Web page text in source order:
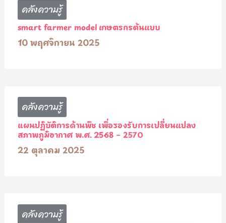
คลังความรู้
smart farmer model เกษตรกรต้นแบบ
10 พฤศจิกายน 2025
คลังความรู้
แผนปฏิบัติการด้านพืช เพื่อรองรับการเปลี่ยนแปลง
สภาพภูมิอากาศ พ.ศ. 2568 – 2570
22 ตุลาคม 2025
คลังความรู้